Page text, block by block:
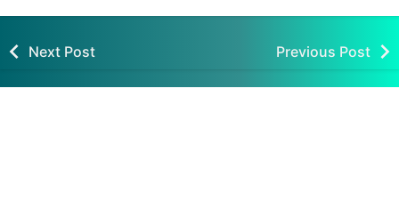
Next Post Previous Post